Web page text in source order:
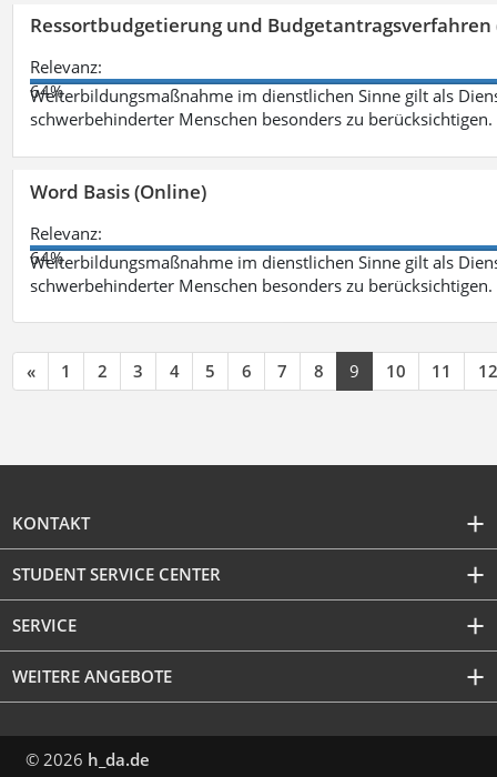
Ressortbudgetierung und Budgetantragsverfahren
Relevanz:
64%
Weiterbildungsmaßnahme im dienstlichen Sinne gilt als
schwerbehinderter Menschen besonders zu berücksichtigen.
Word Basis (Online)
Relevanz:
64%
Weiterbildungsmaßnahme im dienstlichen Sinne gilt als
schwerbehinderter Menschen besonders zu berücksichtigen.
« 1 2 3 4 5 6 7 8 9 10 11 12
KONTAKT
STUDENT SERVICE CENTER
SERVICE
WEITERE ANGEBOTE
© 2026 h_da.de